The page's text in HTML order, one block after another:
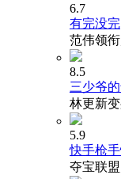
6.7
有完没完
范伟领
8.5
三少爷的
林更新
5.9
快手枪
夺宝联